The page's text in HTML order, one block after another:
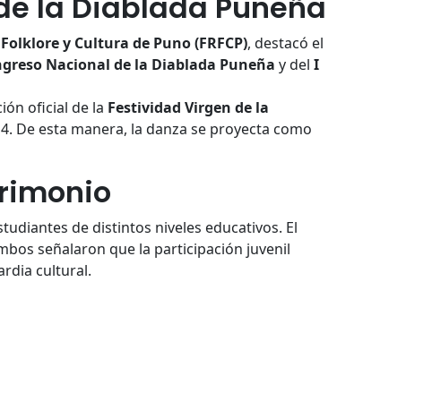
y Cultura de Puno (FRFCP), destacó el
Nacional de la Diablada Puneña y del I
oficial de la Festividad Virgen de la
De esta manera, la danza se proyecta como
de distintos niveles educativos. El
señalaron que la participación juvenil
cultural.